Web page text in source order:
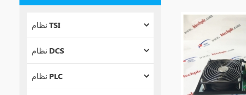
نظام TSI
نظام DCS
نظام PLC